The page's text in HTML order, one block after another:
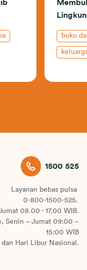
buku
1500 525
Layanan bebas pulsa
0-800-1500-525.
08.00 - 17.00 WIB.
Senin – Jumat 09:00 –
15:00 WIB
Hari Libur Nasional.